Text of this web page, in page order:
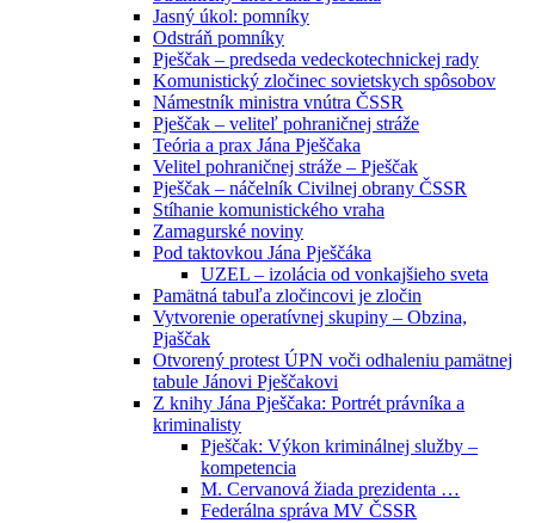
Jasný úkol: pomníky
Odstráň pomníky
Pješčak – predseda vedeckotechnickej rady
Komunistický zločinec sovietskych spôsobov
Námestník ministra vnútra ČSSR
Pješčak – veliteľ pohraničnej stráže
Teória a prax Jána Pješčaka
Velitel pohraničnej stráže – Pješčak
Pješčak – náčelník Civilnej obrany ČSSR
Stíhanie komunistického vraha
Zamagurské noviny
Pod taktovkou Jána Pješčáka
UZEL – izolácia od vonkajšieho sveta
Pamätná tabuľa zločincovi je zločin
Vytvorenie operatívnej skupiny – Obzina,
Pjaščak
Otvorený protest ÚPN voči odhaleniu pamätnej
tabule Jánovi Pješčakovi
Z knihy Jána Pješčaka: Portrét právníka a
kriminalisty
Pješčak: Výkon kriminálnej služby –
kompetencia
M. Cervanová žiada prezidenta …
Federálna správa MV ČSSR